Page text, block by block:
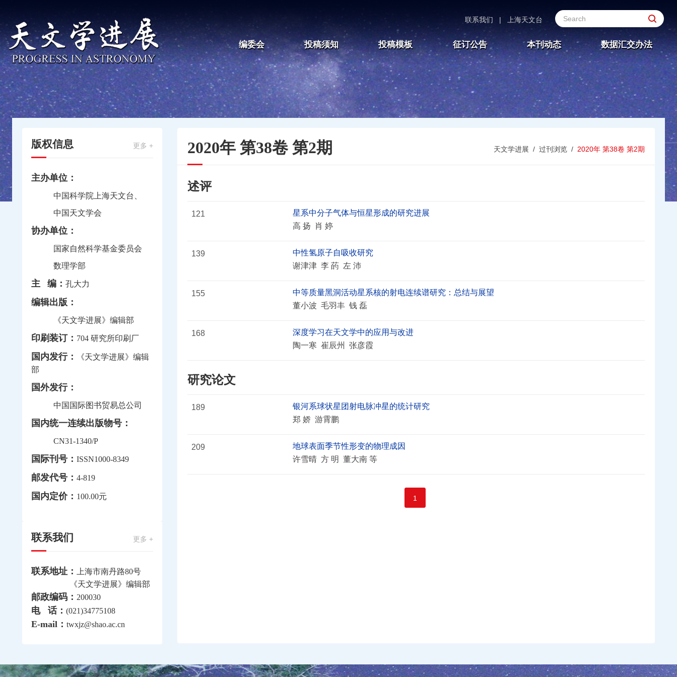
联系我们 | 上海天文台
编委会 投稿须知 投稿模板 征订公告 本刊动态 数据汇交办法
天文学进展 / 过刊浏览 / 2020年 第38卷 第2期
2020年 第38卷 第2期
述评
121
星系中分子气体与恒星形成的研究进展
高 扬 肖 婷
139
中性氢原子自吸收研究
谢津津 李 菂 左 沛
155
中等质量黑洞活动星系核的射电连续谱研究：总结与展望
董小波 毛羽丰 钱 磊
168
深度学习在天文学中的应用与改进
陶一寒 崔辰州 张彦霞
研究论文
189
银河系球状星团射电脉冲星的统计研究
郑 娇 游霄鹏
209
地球表面季节性形变的物理成因
许雪晴 方 明 董大南 等
1
版权信息 更多 +
主办单位：
中国科学院上海天文台、
中国天文学会
协办单位：
国家自然科学基金委员会
数理学部
主 编： 孔大力
编辑出版：
《天文学进展》编辑部
印刷装订： 704 研究所印刷厂
国内发行：
《天文学进展》编辑
部
国外发行：
中国国际图书贸易总公司
国内统一连续出版物号：
CN31-1340/P
国际刊号： ISSN1000-8349
邮发代号： 4-819
国内定价： 100.00元
联系我们 更多 +
联系地址：
上海市南丹路80号
《天文学进展》编辑部
邮政编码： 200030
电 话： (021)34775108
E-mail： twxjz@shao.ac.cn